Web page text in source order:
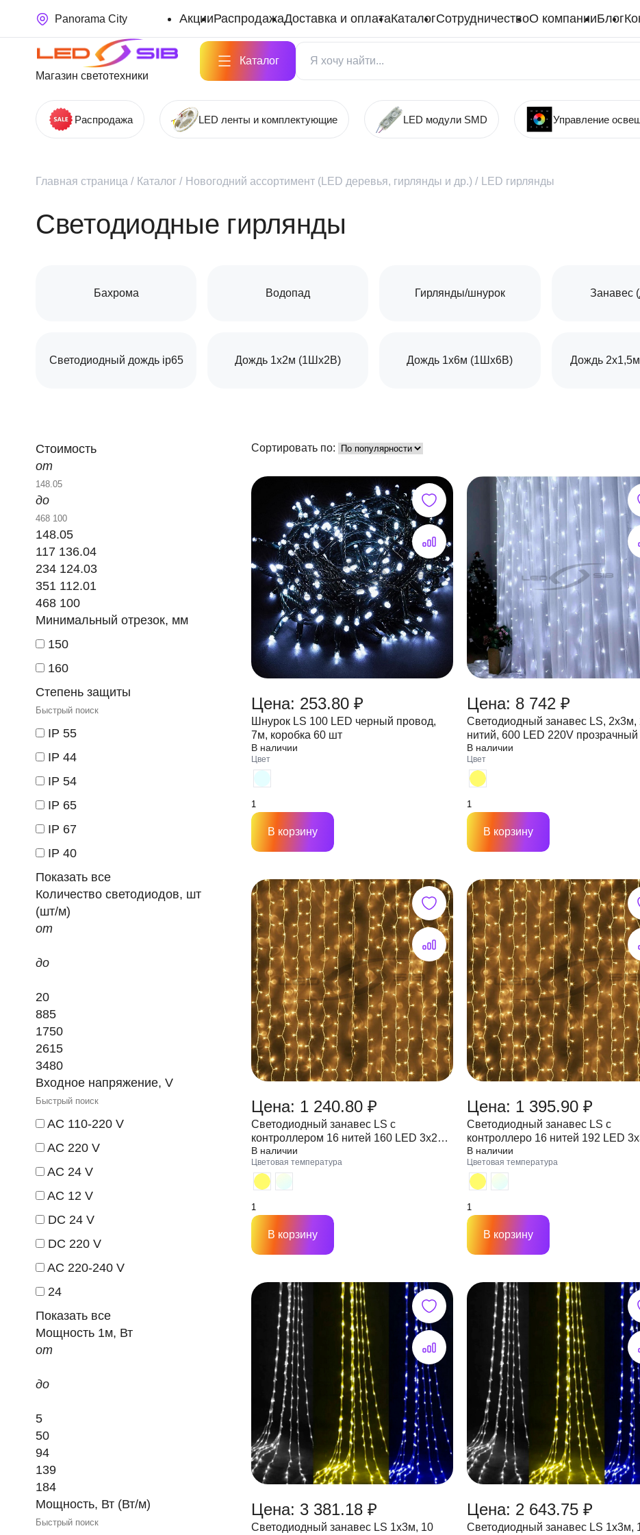
Panorama City АкцииРаспродажаДоставка и оплатаКаталогСотрудничествоО компанииБлог
Магазин светотехники
Каталог
Распродажа LED ленты и комплектующие LED модули SMD Управление
Главная страница / Каталог / Новогодний ассортимент (LED деревья, гирлянды и др.) / LED гирлянды
Светодиодные гирлянды
Бахрома Водопад Гирлянды/шнурок Занавес
Светодиодный дождь ip65 Дождь 1х2м (1Шх2В) Дождь 1х6м (1Шх6В) Дождь
Стоимость
от
до
148.05
117 136.04
234 124.03
351 112.01
468 100
Минимальный отрезок, мм
150
160
Степень защиты
IP 55
IP 44
IP 54
IP 65
IP 67
IP 40
Показать все
Количество светодиодов, шт
(шт/м)
от
до
20
885
1750
2615
3480
Входное напряжение, V
AC 110-220 V
AC 220 V
AC 24 V
AC 12 V
DC 24 V
DC 220 V
AC 220-240 V
24
Показать все
Мощность 1м, Вт
от
до
5
50
94
139
184
Мощность, Вт (Вт/м)
Сортировать по:
Цена: 253.80 ₽
Шнурок LS 100 LED черный провод,
7м, коробка 60 шт
В наличии
Цвет
В корзину
Цена: 8 742 ₽
Светодиодный занавес LS, 2х3м,
нитий, 600 LED 220V
провод 2,3мм IP65 (стыкуется)
В наличии
Цвет
В корзину
Цена: 1 240.80 ₽
Светодиодный занавес LS с
контроллером 16 нитей 160 LED 3х2м
220V прозрачный ПВХ провод 1,5 мм
IP 55
В наличии
Цветовая температура
В корзину
Цена: 1 395.90 ₽
Светодиодный занавес LS с
контроллеро 16 нитей 192 LED
220V провод прозрачный ПВХ 1,5
IP 55
В наличии
Цветовая температура
В корзину
Цена: 3 381.18 ₽
Светодиодный занавес LS 1х3м, 10
Цена: 2 643.75 ₽
Светодиодный занавес LS 1х3м,